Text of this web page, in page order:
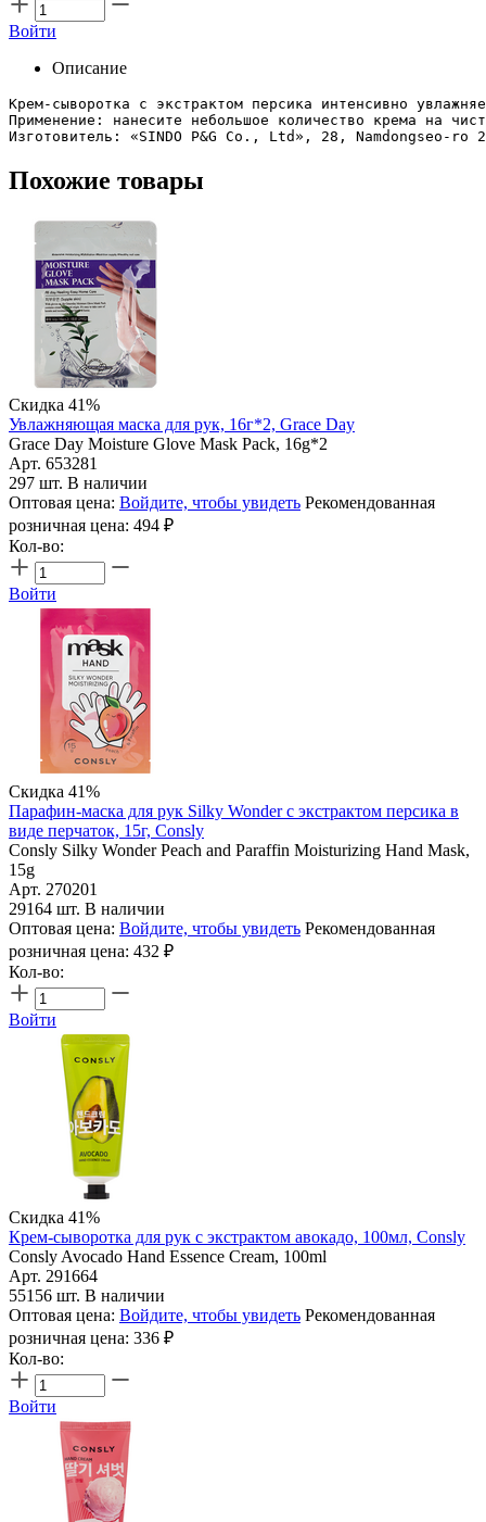
Войти
Описание
Крем-сыворотка с экстрактом персика интенсивно
Применение: нанесите небольшое количество крема на
Изготовитель: «SINDO P&G Co., Ltd», 28, Namdongseo-
Похожие товары
Скидка 41%
Увлажняющая маска для рук, 16г*2, Grace Day
Grace Day Moisture Glove Mask Pack, 16g*2
Арт. 653281
297 шт. В наличии
Оптовая цена: Войдите, чтобы увидеть Рекомендованная
розничная цена: 494 ₽
Кол-во:
Войти
Скидка 41%
Парафин-маска для рук Silky Wonder с экстрактом персика в
виде перчаток, 15г, Consly
Consly Silky Wonder Peach and Paraffin Moisturizing Hand Mask,
15g
Арт. 270201
29164 шт. В наличии
Оптовая цена: Войдите, чтобы увидеть Рекомендованная
розничная цена: 432 ₽
Кол-во:
Войти
Скидка 41%
Крем-сыворотка для рук с экстрактом авокадо, 100мл, Consly
Consly Avocado Hand Essence Cream, 100ml
Арт. 291664
55156 шт. В наличии
Оптовая цена: Войдите, чтобы увидеть Рекомендованная
розничная цена: 336 ₽
Кол-во:
Войти